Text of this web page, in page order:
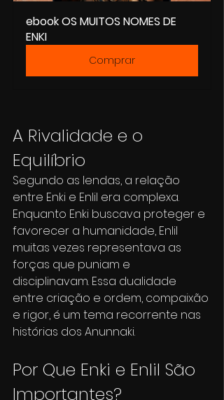
ebook OS MUITOS NOMES DE
ENKI
Comprar
A Rivalidade e o
Equilíbrio
Segundo as lendas, a relação
entre Enki e Enlil era complexa.
Enquanto Enki buscava proteger e
favorecer a humanidade, Enlil
muitas vezes representava as
forças que puniam e
disciplinavam. Essa dualidade
entre criação e ordem, compaixão
e rigor, é um tema recorrente nas
histórias dos Anunnaki.
Por Que Enki e Enlil São
Importantes?